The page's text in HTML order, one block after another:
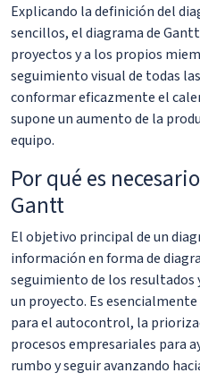
Explicando la definición del
sencillos, el diagrama de
proyectos y a los propios
seguimiento visual de todas
conformar eficazmente el
supone un aumento de la
equipo.
Por qué es
Gantt
El objetivo principal de un
información en forma de
seguimiento de los resultados
un proyecto. Es
para el autocontrol, la
procesos empresariales para
rumbo y seguir avanzando